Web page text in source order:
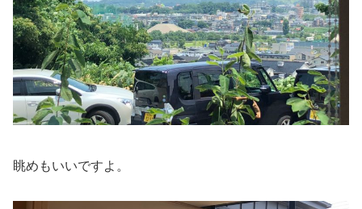
眺めもいいですよ。